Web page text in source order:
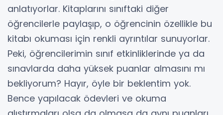
anlatıyorlar. Kitaplarını sınıftaki diğer
öğrencilerle paylaşıp, o öğrencinin özellikle bu
kitabı okuması için renkli ayrıntılar sunuyorlar.
Peki, öğrencilerimin sınıf etkinliklerinde ya da
sınavlarda daha yüksek puanlar almasını mı
bekliyorum? Hayır, öyle bir beklentim yok.
Bence yapılacak ödevleri ve okuma